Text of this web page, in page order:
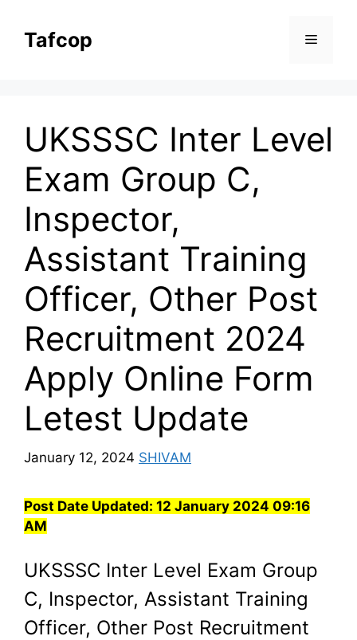
contentTafcop Menu
UKSSSC Inter Level
Exam Group C,
Inspector,
Assistant Training
Officer, Other Post
Recruitment 2024
Apply Online Form
Letest Update
January 12, 2024 SHIVAM
Post Date Updated: 12 January 2024 09:16
AM
UKSSSC Inter Level Exam Group
C, Inspector, Assistant Training
Officer, Other Post Recruitment